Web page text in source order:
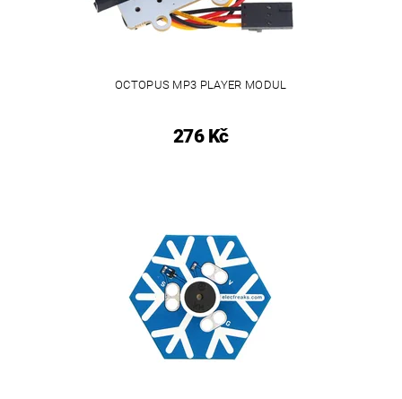
OCTOPUS MP3 PLAYER MODUL
276 Kč